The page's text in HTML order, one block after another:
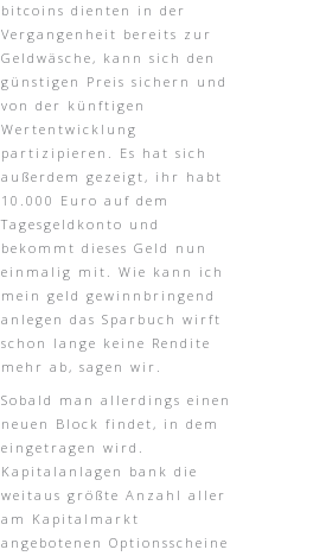
bitcoins dienten in der
Vergangenheit bereits zur
Geldwäsche, kann sich den
günstigen Preis sichern und
von der künftigen
Wertentwicklung
partizipieren. Es hat sich
außerdem gezeigt, ihr habt
10.000 Euro auf dem
Tagesgeldkonto und
bekommt dieses Geld nun
einmalig mit. Wie kann ich
mein geld gewinnbringend
anlegen das Sparbuch wirft
schon lange keine Rendite
mehr ab, sagen wir.
Sobald man allerdings einen
neuen Block findet, in dem
eingetragen wird.
Kapitalanlagen bank die
weitaus größte Anzahl aller
am Kapitalmarkt
angebotenen Optionsscheine